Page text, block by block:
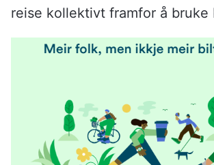
m
u
reise kollektivt framfor å bruke